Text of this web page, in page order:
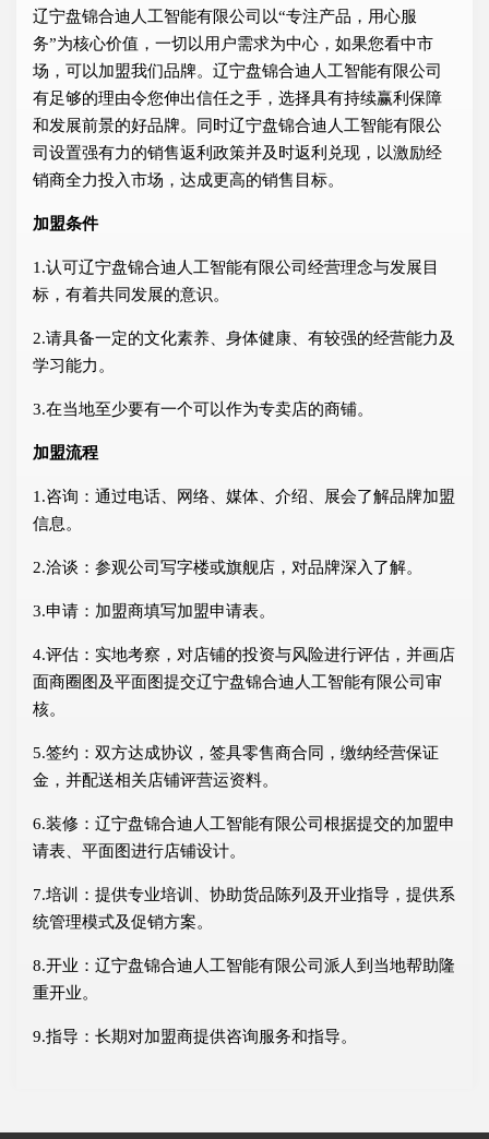
辽宁盘锦合迪人工智能有限公司以“专注产品，用心服
务”为核心价值，一切以用户需求为中心，如果您看中市
场，可以加盟我们品牌。辽宁盘锦合迪人工智能有限公司
有足够的理由令您伸出信任之手，选择具有持续赢利保障
和发展前景的好品牌。同时辽宁盘锦合迪人工智能有限公
司设置强有力的销售返利政策并及时返利兑现，以激励经
销商全力投入市场，达成更高的销售目标。
加盟条件
1.认可辽宁盘锦合迪人工智能有限公司经营理念与发展目
标，有着共同发展的意识。
2.请具备一定的文化素养、身体健康、有较强的经营能力及
学习能力。
3.在当地至少要有一个可以作为专卖店的商铺。
加盟流程
1.咨询：通过电话、网络、媒体、介绍、展会了解品牌加盟
信息。
2.洽谈：参观公司写字楼或旗舰店，对品牌深入了解。
3.申请：加盟商填写加盟申请表。
4.评估：实地考察，对店铺的投资与风险进行评估，并画店
面商圈图及平面图提交辽宁盘锦合迪人工智能有限公司审
核。
5.签约：双方达成协议，签具零售商合同，缴纳经营保证
金，并配送相关店铺评营运资料。
6.装修：辽宁盘锦合迪人工智能有限公司根据提交的加盟申
请表、平面图进行店铺设计。
7.培训：提供专业培训、协助货品陈列及开业指导，提供系
统管理模式及促销方案。
8.开业：辽宁盘锦合迪人工智能有限公司派人到当地帮助隆
重开业。
9.指导：长期对加盟商提供咨询服务和指导。